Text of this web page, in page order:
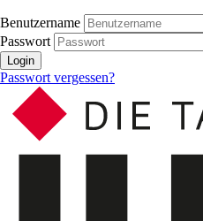
Benutzername
Passwort
Login
Passwort vergessen?